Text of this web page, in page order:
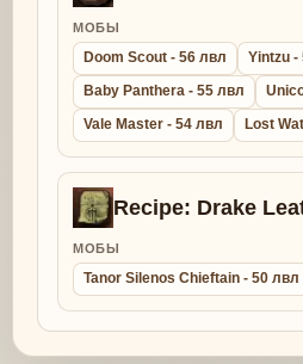
МОБЫ
Doom Scout - 56 лвл
Yintzu -
Baby Panthera - 55 лвл
Vale Master - 54 лвл
Lost
Recipe: Drake
МОБЫ
Tanor Silenos Chieftain - 50 лвл